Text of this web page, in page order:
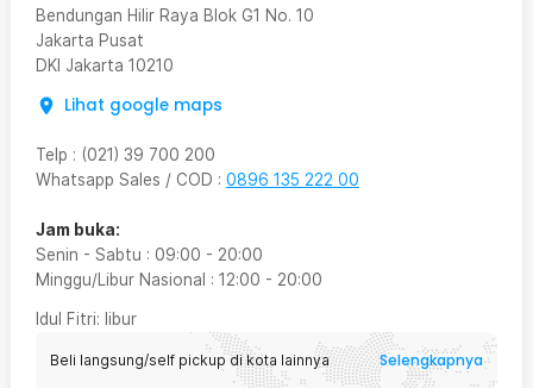
Bendungan Hilir Raya Blok G1 No. 10
Jakarta Pusat
DKI Jakarta 10210
Lihat google maps
Telp : (021) 39 700 200
Whatsapp Sales / COD : 0896 135 222 00
Jam buka:
Senin - Sabtu : 09:00 - 20:00
Minggu/Libur Nasional : 12:00 - 20:00
Idul Fitri: libur
Beli langsung/self pickup di kota lainnya Selengkapnya